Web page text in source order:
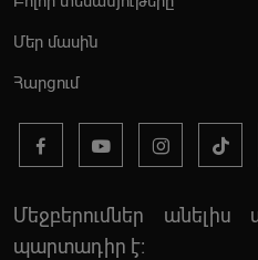
Մեր մասին
Հարցում
Մեջբերումներ անելիս
պարտադիր է: